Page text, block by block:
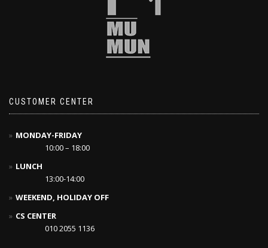
CUSTOMER CENTER
MONDAY-FRIDAY
10:00 – 18:00
LUNCH
13:00-14:00
WEEKEND, HOLIDAY OFF
CS CENTER
010 2055 1136